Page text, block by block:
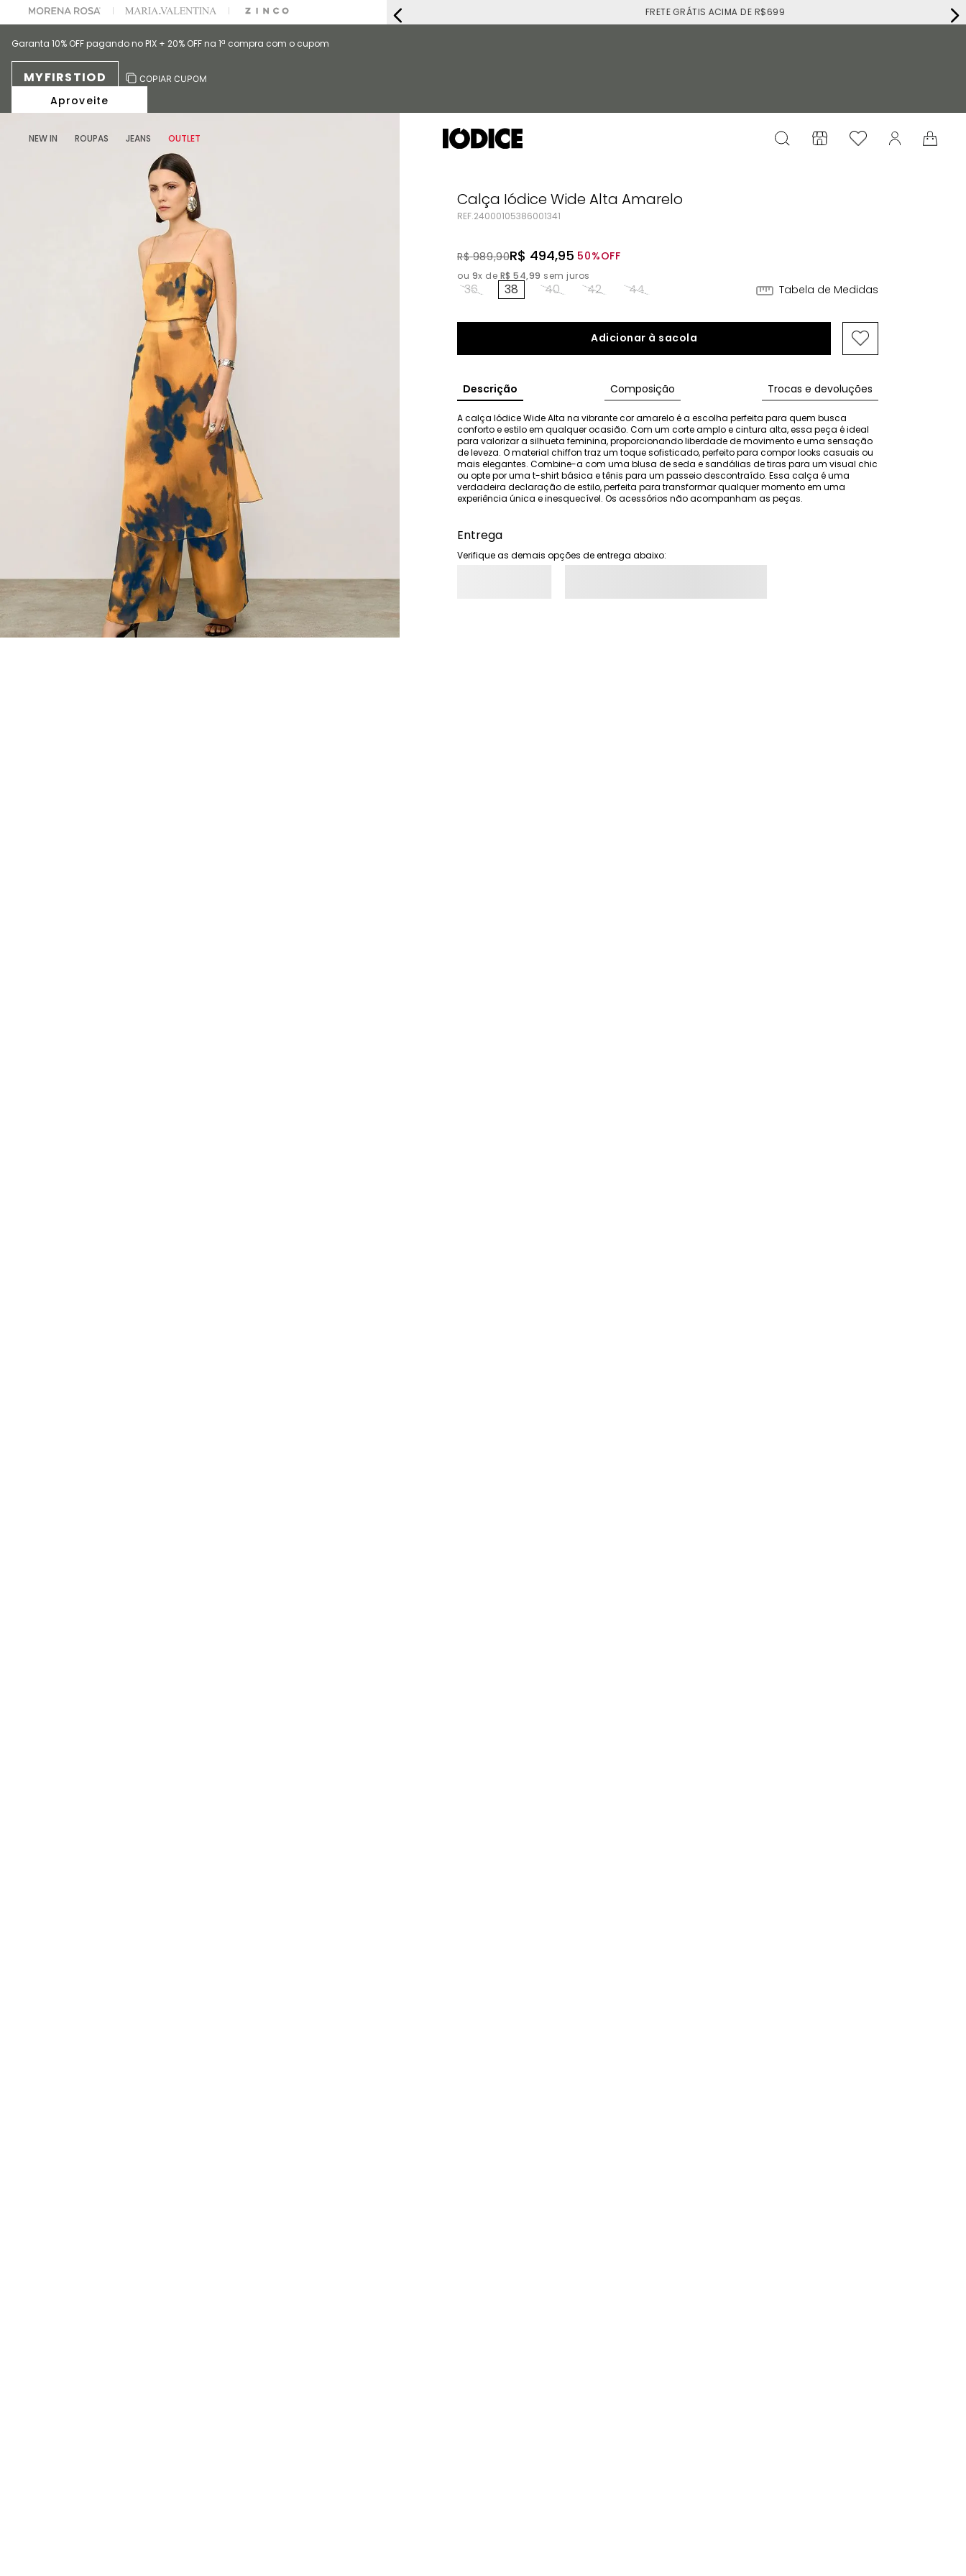
ESCOLHER SEU LOOK? FALE COM NOSSA PERSONAL SHOPPER. FRETE GRÁTIS ACIMA DE R$699
Garanta 10% OFF pagando no PIX + 20% OFF na 1ª compra com o cupom
MYFIRSTIOD COPIAR CUPOM
Aproveite
NEW IN ROUPAS JEANS OUTLET
Calça Iódice Wide Alta Amarelo
REF.24000105386001341
R$ 989,90R$ 494,95 50%OFF
ou 9x de R$ 54,99 sem juros
36 38 40 42 44 Tabela de Medidas
Adicionar à sacola
Descrição Composição Trocas e devoluções
A calça Iódice Wide Alta na vibrante cor amarelo é a escolha perfeita para quem busca
conforto e estilo em qualquer ocasião. Com um corte amplo e cintura alta, essa peça é ideal
para valorizar a silhueta feminina, proporcionando liberdade de movimento e uma sensação
de leveza. O material chiffon traz um toque sofisticado, perfeito para compor looks casuais ou
mais elegantes. Combine-a com uma blusa de seda e sandálias de tiras para um visual chic
ou opte por uma t-shirt básica e tênis para um passeio descontraído. Essa calça é uma
verdadeira declaração de estilo, perfeita para transformar qualquer momento em uma
experiência única e inesquecível. Os acessórios não acompanham as peças.
Entrega
Verifique as demais opções de entrega abaixo: